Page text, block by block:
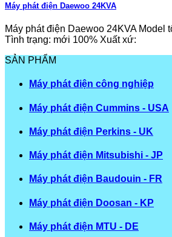
Máy phát điện Daewoo 24KVA
Máy phát điện Daewoo 24KVA Model
Tình trạng: mới 100% Xuất xứ:
SẢN PHẨM
Máy phát điện công nghiệp
Máy phát điện Cummins - USA
Máy phát điện Perkins - UK
Máy phát điện Mitsubishi - JP
Máy phát điện Baudouin - FR
Máy phát điện Doosan - KP
Máy phát điện MTU - DE